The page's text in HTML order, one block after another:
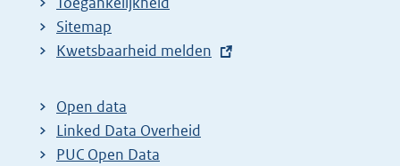
Sitemap
E
t
e
r
Kwetsbaarheid melden
Open data
Linked Data Overheid
PUC Open Data